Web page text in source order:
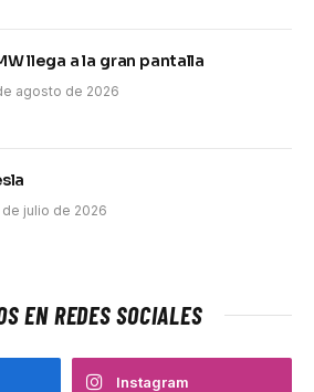
llega a la gran pantalla
agosto de 2026
de julio de 2026
EN REDES SOCIALES
Instagram